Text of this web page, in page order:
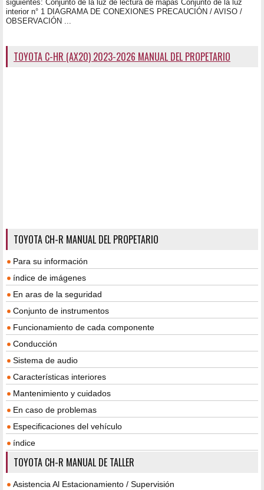
siguientes: Conjunto de la luz de lectura de mapas Conjunto de la luz
interior n° 1 DIAGRAMA DE CONEXIONES PRECAUCIÓN / AVISO /
OBSERVACIÓN ...
TOYOTA C-HR (AX20) 2023-2026 MANUAL DEL PROPETARIO
TOYOTA CH-R MANUAL DEL PROPETARIO
Para su información
índice de imágenes
En aras de la seguridad
Conjunto de instrumentos
Funcionamiento de cada componente
Conducción
Sistema de audio
Características interiores
Mantenimiento y cuidados
En caso de problemas
Especificaciones del vehículo
índice
TOYOTA CH-R MANUAL DE TALLER
Asistencia Al Estacionamiento / Supervisión